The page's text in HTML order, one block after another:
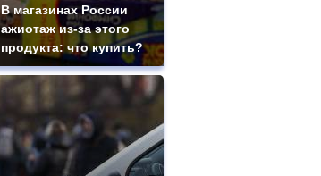
В магазинах России
ажиотаж из-за этого
продукта: что купить?